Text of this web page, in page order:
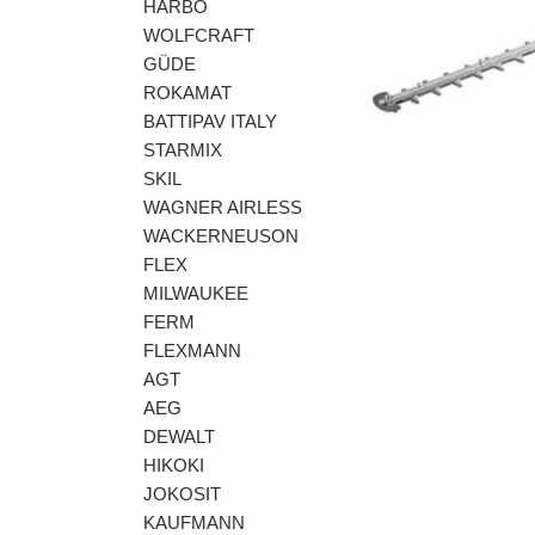
HARBO
WOLFCRAFT
GÜDE
ROKAMAT
BATTIPAV ITALY
STARMIX
SKIL
WAGNER AIRLESS
WACKERNEUSON
FLEX
MILWAUKEE
FERM
FLEXMANN
AGT
AEG
DEWALT
HIKOKI
JOKOSIT
KAUFMANN